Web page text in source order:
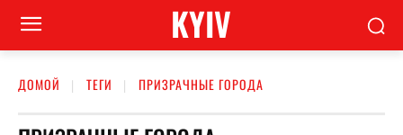
KYIV
ДОМОЙ ТЕГИ ПРИЗРАЧНЫЕ ГОРОДА